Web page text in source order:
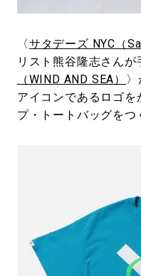
〈サタデーズ NYC（
リスト熊谷隆志さんが
（WIND AND SEA）
アイコンであるロゴを
プ・トートバッグをつ